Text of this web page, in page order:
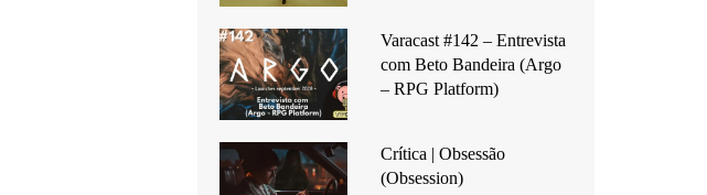
Varacast #142 – Entrevista
com Beto Bandeira (Argo
– RPG Platform)
Crítica | Obsessão
(Obsession)